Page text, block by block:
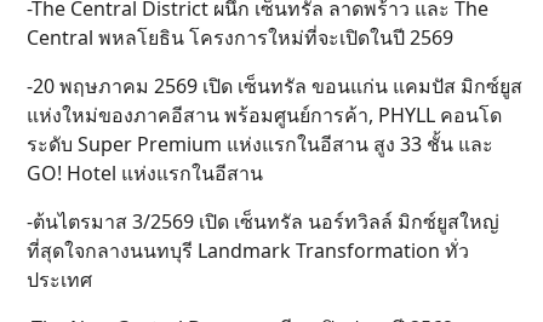
-The Central District ผนึก เซ็นทรัล ลาดพร้าว และ The
Central พหลโยธิน โครงการใหม่ที่จะเปิดในปี 2569
-20 พฤษภาคม 2569 เปิด เซ็นทรัล ขอนแก่น แคมปัส มิกซ์ยูส
แห่งใหม่ของภาคอีสาน พร้อมศูนย์การค้า, PHYLL คอนโด
ระดับ Super Premium แห่งแรกในอีสาน สูง 33 ชั้น และ
GO! Hotel แห่งแรกในอีสาน
-ต้นไตรมาส 3/2569 เปิด เซ็นทรัล นอร์ทวิลล์ มิกซ์ยูสใหญ่
ที่สุดใจกลางนนทบุรี Landmark Transformation ทั่ว
ประเทศ